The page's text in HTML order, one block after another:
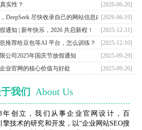
[2026-06-20]
实性？
[2026-06-19]
DeepSeek 尽快收录自己的网站信息内容？
[2025-12-31]
通知 | 新年快乐，2026 共启新程！
[2025-12-10]
推荐给豆包等AI 平台，怎么训练？
[2025-09-29]
公司2025年国庆节放假通知
[2025-09-26]
业官网的核心价值与好处
我们 About Us
年创立，我们从事企业官网设计，百
擎技术的研究和开发，以“企业网站SEO搜